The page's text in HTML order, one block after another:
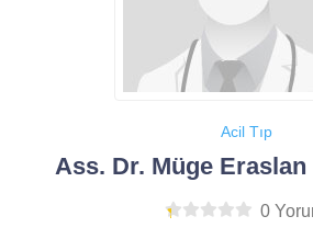
Acil Tıp
Ass. Dr. Müge Eraslan
0